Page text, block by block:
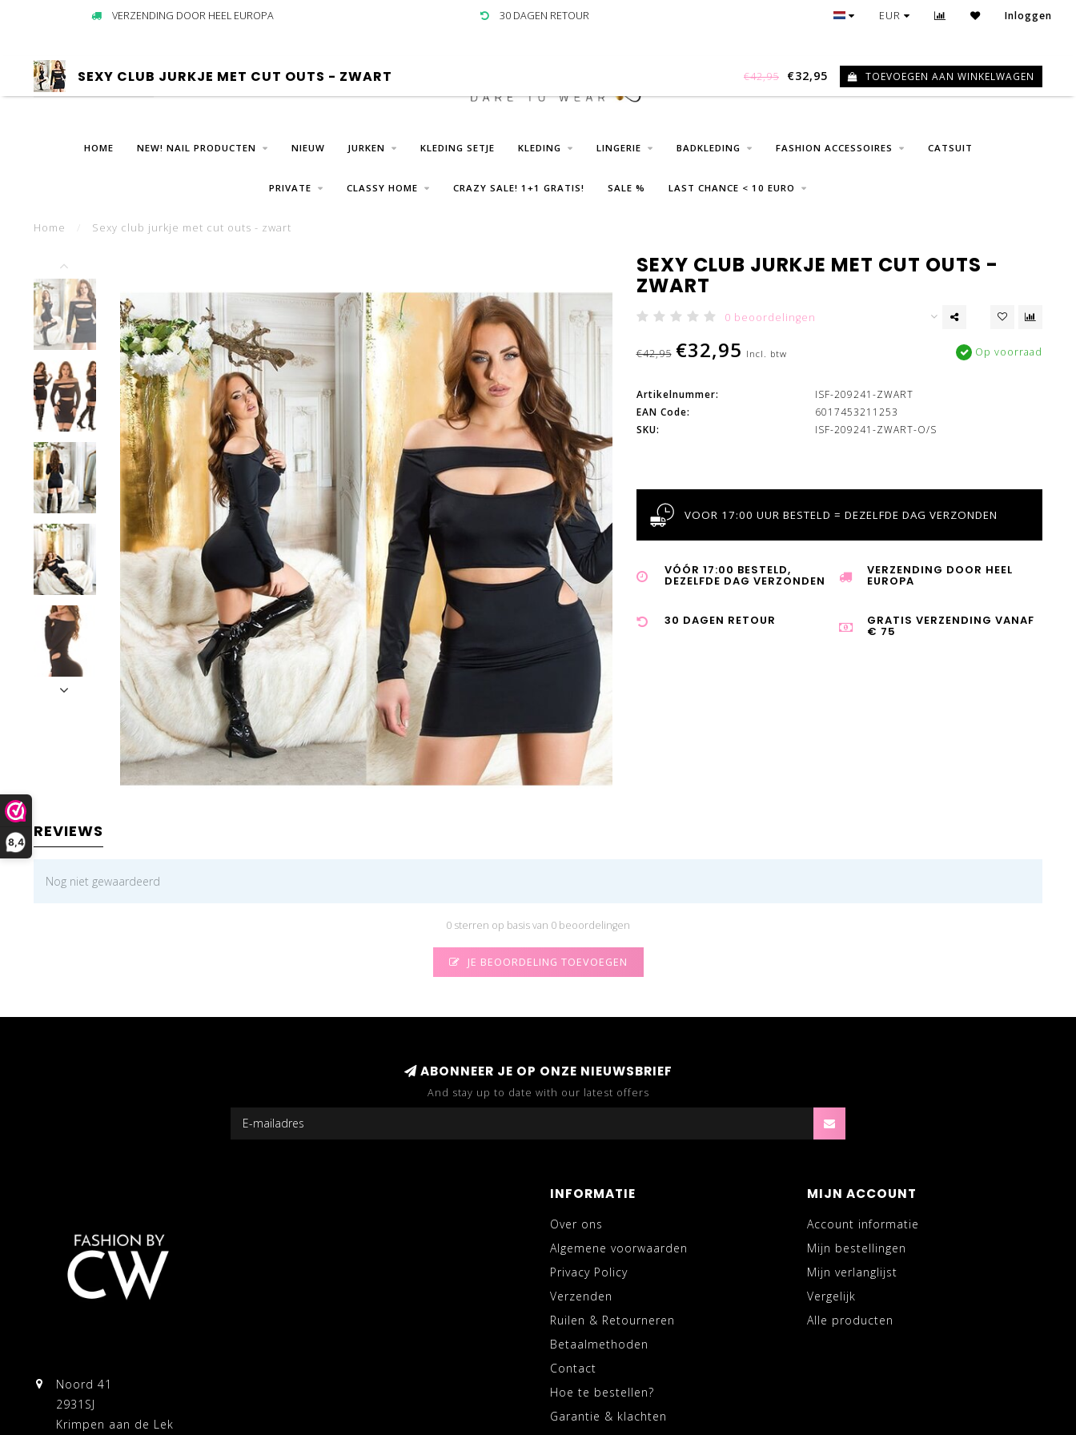
8,4
VERZENDING DOOR HEEL EUROPA 30 DAGEN RETOUR GRATIS VERZENDING VANAF € 75
EUR Inloggen
0
HOME NEW! NAIL PRODUCTEN NIEUW JURKEN KLEDING SETJE KLEDING LINGERIE BADKLEDING FASHION ACCESSOIRES CATSUIT
PRIVATE CLASSY HOME CRAZY SALE! 1+1 GRATIS! SALE % LAST CHANCE < 10 EURO
Home Sexy club jurkje met cut outs - zwart
SEXY CLUB JURKJE MET CUT OUTS - ZWART €42,95 €32,95 TOEVOEGEN AAN WINKELWAGEN
SEXY CLUB JURKJE MET CUT OUTS -
ZWART
0 beoordelingen
€42,95 €32,95 Incl. btw Op voorraad
Artikelnummer:
ISF-209241-ZWART
EAN Code:
6017453211253
SKU:
ISF-209241-ZWART-O/S
VOOR 17:00 UUR BESTELD = DEZELFDE DAG VERZONDEN
VÓÓR 17:00 BESTELD,
DEZELFDE DAG VERZONDEN
VERZENDING DOOR HEEL
EUROPA
30 DAGEN RETOUR GRATIS VERZENDING VANAF
€ 75
REVIEWS
Nog niet gewaardeerd
0 sterren op basis van 0 beoordelingen
JE BEOORDELING TOEVOEGEN
ABONNEER JE OP ONZE NIEUWSBRIEF
And stay up to date with our latest offers
Noord 41
2931SJ
Krimpen aan de Lek
INFORMATIE
Over ons
Algemene voorwaarden
Privacy Policy
Verzenden
Ruilen & Retourneren
Betaalmethoden
Contact
Hoe te bestellen?
Garantie & klachten
MIJN ACCOUNT
Account informatie
Mijn bestellingen
Mijn verlanglijst
Vergelijk
Alle producten